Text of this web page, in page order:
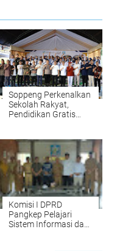
Soppeng Perkenalkan
Sekolah Rakyat,
Pendidikan Gratis
Komisi I DPRD
Pangkep Pelajari
Sistem Informasi dan